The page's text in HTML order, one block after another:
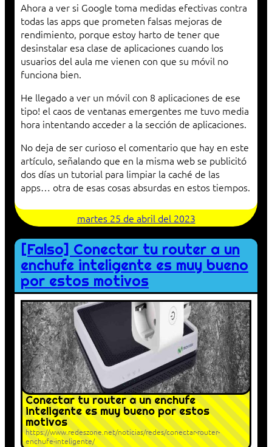
Ahora a ver si Google toma medidas efectivas contra
todas las apps que prometen falsas mejoras de
rendimiento, porque estoy harto de tener que
desinstalar esa clase de aplicaciones cuando los
usuarios del aula me vienen con que su móvil no
funciona bien.
He llegado a ver un móvil con 8 aplicaciones de ese
tipo! el caos de ventanas emergentes me tuvo media
hora intentando acceder a la sección de aplicaciones.
No deja de ser curioso el comentario que hay en este
artículo, señalando que en la misma web se publicitó
dos días un tutorial para limpiar la caché de las
apps… otra de esas cosas absurdas en estos tiempos.
martes 25 de abril del 2023
[Falso] Conectar tu router a un
enchufe inteligente es muy bueno
por estos motivos
Conectar tu router a un enchufe
inteligente es muy bueno por estos
motivos
https://www.redeszone.net/noticias/redes/conectar-router-
enchufe-inteligente/